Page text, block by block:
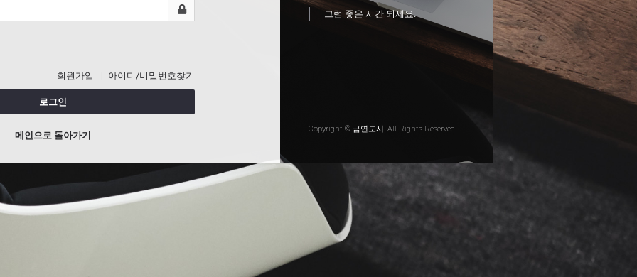
회원가입 아이디/비밀번호찾기
로그인
메인으로 돌아가기
그럼 좋은 시간 되세요.
Copyright © 금연도시. All Rights Reserved.